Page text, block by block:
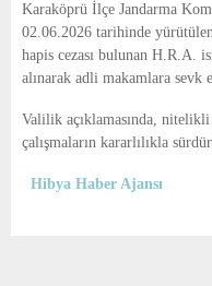
U
Karaköprü İlçe Jandarma
02.06.2026 tarihinde
hapis cezası bulunan H.R.A.
alınarak adli makamlara sevk
Valilik açıklamasında,
çalışmaların kararlılıkla
Hibya Haber Ajansı